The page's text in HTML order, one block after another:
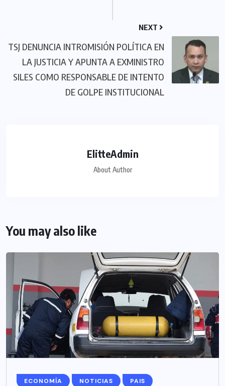
NEXT
TSJ DENUNCIA INTROMISIÓN POLÍTICA EN
LA JUSTICIA Y APUNTA A EXMINISTRO
SILES COMO RESPONSABLE DE INTENTO
DE GOLPE INSTITUCIONAL
ElitteAdmin
About Author
You may also like
ECONOMÍA NOTICIAS PAIS